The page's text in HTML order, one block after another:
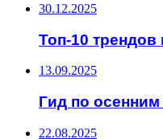
30.12.2025
Топ-10 трендов
13.09.2025
Гид по
22.08.2025